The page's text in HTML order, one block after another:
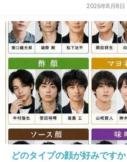
26. 匿名2012/12/22(土) 08:26:25
FIELD OF VIEW
懐かしいwww
23年の彫り師YouTuberの動
画が話題
2026年8月8日
どのタイプの顔が好みですか